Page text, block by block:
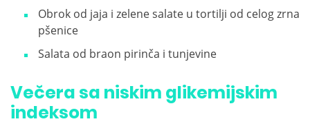
Obrok od jaja i zelene salate u tortilji od celog zrna
pšenice
Salata od braon pirinča i tunjevine
Večera sa niskim glikemijskim
indeksom